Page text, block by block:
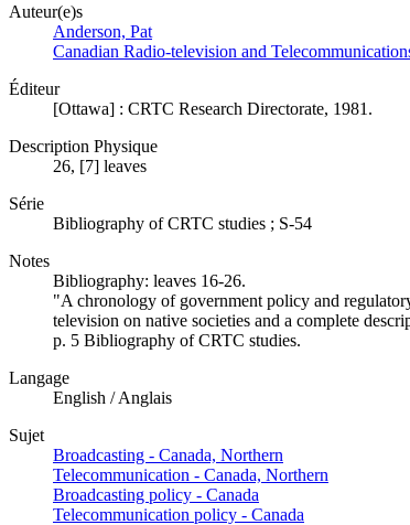
Auteur(e)s
Anderson, Pat
Canadian Radio-television and
Éditeur
[Ottawa] : CRTC Research Directorate, 1981.
Description Physique
26, [7] leaves
Série
Bibliography of CRTC studies ; S-54
Notes
Bibliography: leaves 16-26.
"A chronology of government policy and
television on native societies and a complete
p. 5 Bibliography of CRTC studies.
Langage
English / Anglais
Sujet
Broadcasting - Canada, Northern
Telecommunication - Canada, Northern
Broadcasting policy - Canada
Telecommunication policy - Canada